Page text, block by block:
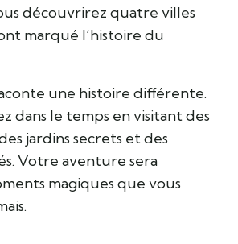
découvrirez quatre villes
marqué l’histoire du
une histoire différente.
dans le temps en visitant des
jardins secrets et des
Votre aventure sera
magiques que vous